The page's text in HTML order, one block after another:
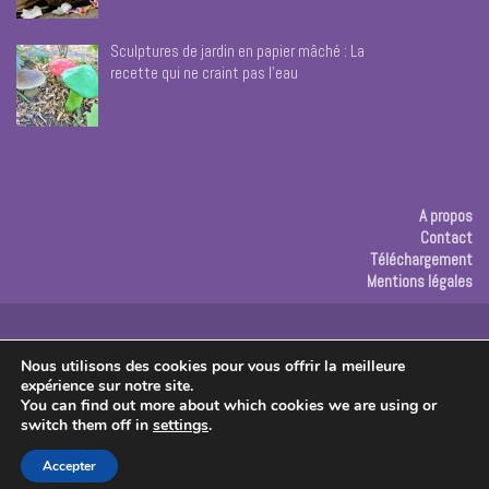
Sculptures de jardin en papier mâché : La
recette qui ne craint pas l’eau
A propos
Contact
Téléchargement
Mentions légales
Copyright © 2026 Les créas de Rose
Nous utilisons des cookies pour vous offrir la meilleure
expérience sur notre site.
You can find out more about which cookies we are using or
switch them off in settings.
Accepter